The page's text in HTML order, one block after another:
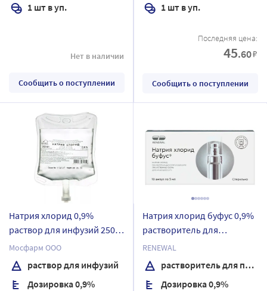
1 шт в уп.
Нет в наличии
Сообщить о поступлении
1 шт в уп.
Последняя цена:
45.60₽
Сообщить о поступлении
Натрия хлорид 0,9%
раствор для инфузий 250
мл упаковка без упаковки
контейнер 1 шт.
Мосфарм ООО
раствор для инфузий
Дозировка 0,9%
Натрия хлорид буфус 0,9%
растворитель для
приготовления
лекарственных форм для
инъекций 5 мл ампулы 10
шт.
RENEWAL
растворитель для приготовления лекарственных форм для инъекций
Дозировка 0,9%